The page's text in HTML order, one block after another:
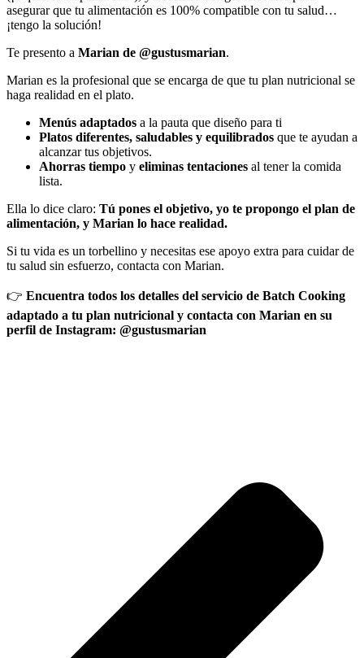
asegurar que tu alimentación es 100% compatible con tu salud…
¡tengo la solución!
Te presento a Marian de @gustusmarian.
Marian es la profesional que se encarga de que tu plan nutricional se
haga realidad en el plato.
Menús adaptados a la pauta que diseño para ti
Platos diferentes, saludables y equilibrados que te ayudan a
alcanzar tus objetivos.
Ahorras tiempo y eliminas tentaciones al tener la comida
lista.
Ella lo dice claro: Tú pones el objetivo, yo te propongo el plan de
alimentación, y Marian lo hace realidad.
Si tu vida es un torbellino y necesitas ese apoyo extra para cuidar de
tu salud sin esfuerzo, contacta con Marian.
👉 Encuentra todos los detalles del servicio de Batch Cooking
adaptado a tu plan nutricional y contacta con Marian en su
perfil de Instagram: @gustusmarian